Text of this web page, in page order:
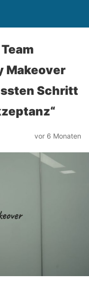
Makeover
Schritt
vor 6 Monaten